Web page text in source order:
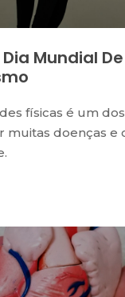
Dia Mundial
físicas é um
muitas doenças e